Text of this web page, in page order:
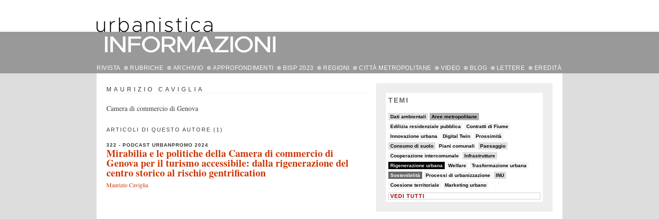
RIVISTA RUBRICHE ARCHIVIO APPROFONDIMENTI BISP 2023 REGIONI CITTÀ METROPOLITANE VIDEO BLOG LETTERE EREDITÀ
MAURIZIO CAVIGLIA
Camera di commercio di Genova
ARTICOLI DI QUESTO AUTORE (1)
322 - PODCAST URBANPROMO 2024
Mirabilia e le politiche della Camera di commercio di
Genova per il turismo accessibile: dalla rigenerazione del
centro storico al rischio gentrification
Maurizio Caviglia
TEMI
Dati ambientali
10/90 Aree metropolitane
37/90
Edilizia residenziale pubblica
7/90 Contratti di Fiume
5/90
Innovazione urbana
5/90 Digital Twin
5/90 Prossimità
8/90
Consumo di suolo
21/90 Piani comunali
7/90 Paesaggio
14/90
Cooperazione intercomunale
7/90 Infrastrutture
15/90
Rigenerazione urbana
90/90 Welfare
5/90 Trasformazione urbana
8/90
Sostenibilità
69/90 Processi di urbanizzazione
8/90 INU
22/90
Coesione territoriale
8/90 Marketing urbano
5/90
VEDI TUTTI